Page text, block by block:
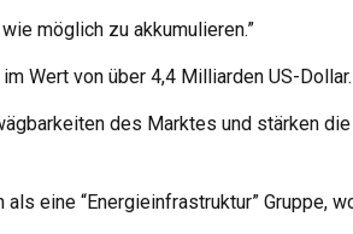
wie möglich zu akkumulieren.”
im Wert von über 4,4 Milliarden US-Dollar.
des Marktes und stärken
eine “Energieinfrastruktur” Gruppe,